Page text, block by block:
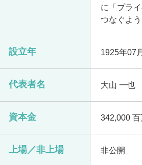
に「プラ
つなぐよ
設立年 1925年07月
代表者名 大山 一也
資本金 342,000 百
上場／非上場 非公開